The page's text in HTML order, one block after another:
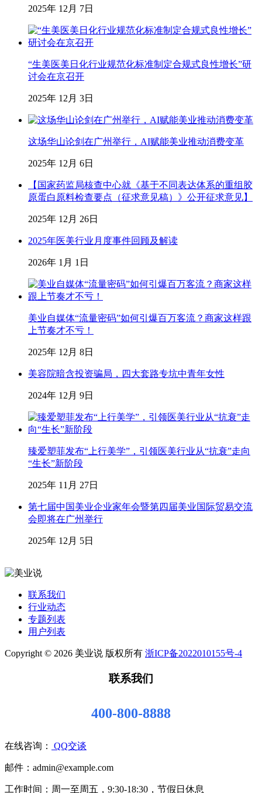
2025年 12月 7日
“生美医美日化行业规范化标准制定合规式良性增长”研
讨会在京召开
2025年 12月 3日
这场华山论剑在广州举行，AI赋能美业推动消费变革
2025年 12月 6日
【国家药监局核查中心就《基于不同表达体系的重组胶
原蛋白原料检查要点（征求意见稿）》公开征求意见】
2025年 12月 26日
2025年医美行业月度事件回顾及解读
2026年 1月 1日
美业自媒体“流量密码”如何引爆百万客流？商家这样跟
上节奏才不亏！
2025年 12月 8日
美容院暗含投资骗局，四大套路专坑中青年女性
2024年 12月 9日
臻爱塑菲发布“上行美学”，引领医美行业从“抗衰”走向
“生长”新阶段
2025年 11月 27日
第七届中国美业企业家年会暨第四届美业国际贸易交流
会即将在广州举行
2025年 12月 5日
联系我们
行业动态
专题列表
用户列表
Copyright © 2026 美业说 版权所有 浙ICP备2022010155号-4
联系我们
400-800-8888
在线咨询： QQ交谈
邮件：admin@example.com
工作时间：周一至周五，9:30-18:30，节假日休息